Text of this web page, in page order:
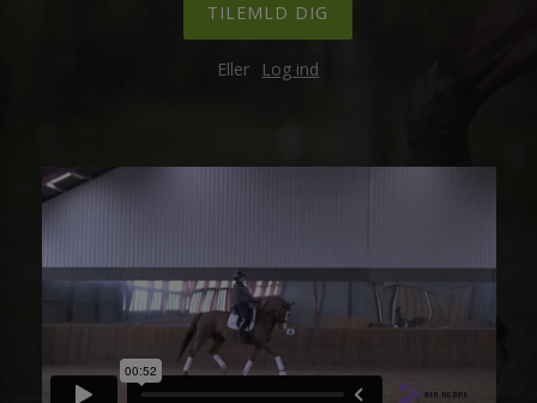
TILEMLD DIG
Eller Log ind